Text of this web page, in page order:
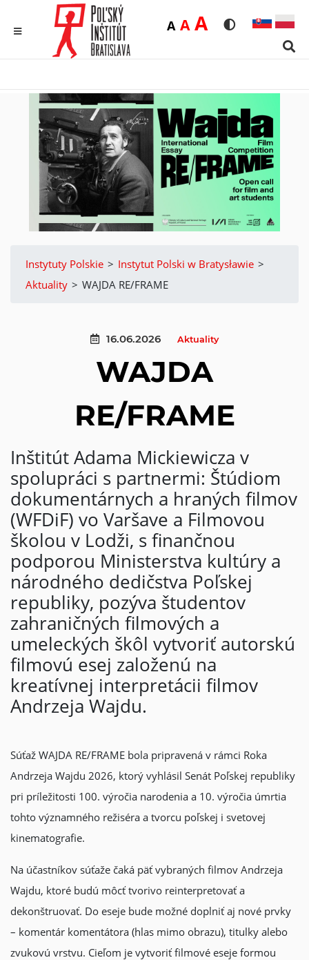
Rozmiar
ADomyślna
AŚrednia
ADużaWersja
Instytuty Polskie > Instytut Polski w Bratysławie >
Aktuality > WAJDA RE/FRAME
16.06.2026 Aktuality
WAJDA
RE/FRAME
Inštitút Adama Mickiewicza v
spolupráci s partnermi: Štúdiom
dokumentárnych a hraných filmov
(WFDiF) vo Varšave a Filmovou
školou v Lodži, s finančnou
podporou Ministerstva kultúry a
národného dedičstva Poľskej
republiky, pozýva študentov
zahraničných filmových a
umeleckých škôl vytvoriť autorskú
filmovú esej založenú na
kreatívnej interpretácii filmov
Andrzeja Wajdu.
Súťaž WAJDA RE/FRAME bola pripravená v rámci Roka
Andrzeja Wajdu 2026, ktorý vyhlásil Senát Poľskej republiky
pri príležitosti 100. výročia narodenia a 10. výročia úmrtia
tohto významného režiséra a tvorcu poľskej i svetovej
kinematografie.
Na účastníkov súťaže čaká päť vybraných filmov Andrzeja
Wajdu, ktoré budú môcť tvorivo reinterpretovať a
dekonštruovať. Do eseje bude možné doplniť aj nové prvky
– komentár komentátora (hlas mimo obrazu), titulky alebo
zvukovú vrstvu. Cieľom je vytvoriť filmové eseje formou